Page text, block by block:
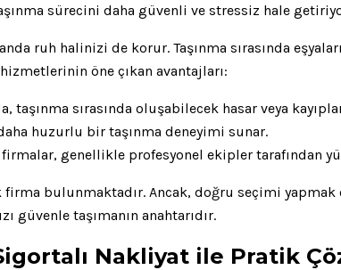
sürecini daha güvenli ve stressiz hale
ruh halinizi de korur. Taşınma sırasında
öne çıkan avantajları:
taşınma sırasında oluşabilecek hasar veya
huzurlu bir taşınma deneyimi sunar.
firmalar, genellikle profesyonel ekipler
bulunmaktadır. Ancak, doğru seçimi
güvenle taşımanın anahtarıdır.
Nakliyat ile Pratik